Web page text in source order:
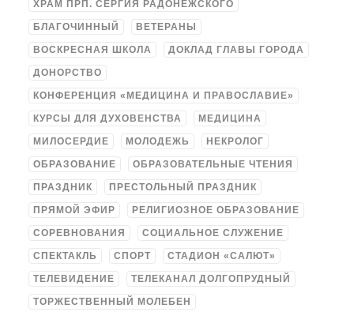
ХРАМ ПРП. СЕРГИЯ РАДОНЕЖСКОГО
БЛАГОЧИННЫЙ ВЕТЕРАНЫ
ВОСКРЕСНАЯ ШКОЛА ДОКЛАД ГЛАВЫ ГОРОДА
ДОНОРСТВО
КОНФЕРЕНЦИЯ «МЕДИЦИНА И ПРАВОСЛАВИЕ»
КУРСЫ ДЛЯ ДУХОВЕНСТВА МЕДИЦИНА
МИЛОСЕРДИЕ МОЛОДЕЖЬ НЕКРОЛОГ
ОБРАЗОВАНИЕ ОБРАЗОВАТЕЛЬНЫЕ ЧТЕНИЯ
ПРАЗДНИК ПРЕСТОЛЬНЫЙ ПРАЗДНИК
ПРЯМОЙ ЭФИР РЕЛИГИОЗНОЕ ОБРАЗОВАНИЕ
СОРЕВНОВАНИЯ СОЦИАЛЬНОЕ СЛУЖЕНИЕ
СПЕКТАКЛЬ СПОРТ СТАДИОН «САЛЮТ»
ТЕЛЕВИДЕНИЕ ТЕЛЕКАНАЛ ДОЛГОПРУДНЫЙ
ТОРЖЕСТВЕННЫЙ МОЛЕБЕН